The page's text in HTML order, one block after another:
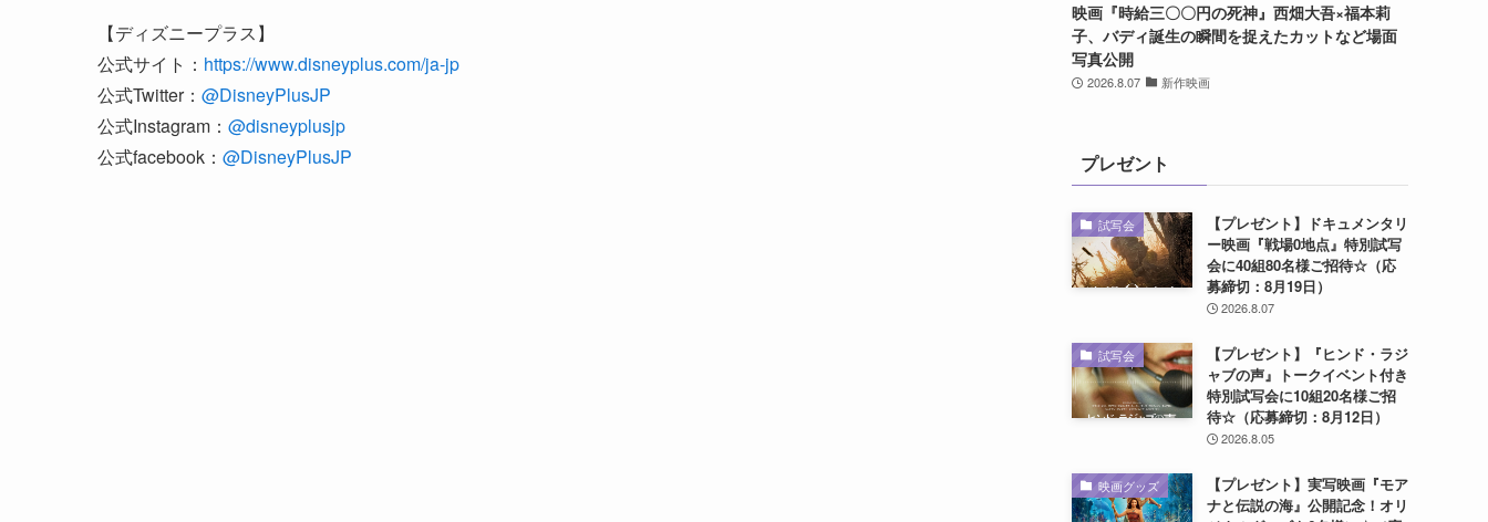
【ディズニープラス】
公式サイト： https://www.disneyplus.com/ja-jp
公式Twitter： @DisneyPlusJP
公式Instagram： @disneyplusjp
公式facebook： @DisneyPlusJP
映画『時給三〇〇円の死神』西畑大吾×福本莉
子、バディ誕生の瞬間を捉えたカットなど場面
写真公開
2026.8.07 新作映画
プレゼント
試写会
【プレゼント】ドキュメンタリ
ー映画『戦場0地点』特別試写
会に40組80名様ご招待☆（応
募締切：8月19日）
2026.8.07
試写会
【プレゼント】『ヒンド・ラジ
ャブの声』トークイベント付き
特別試写会に10組20名様ご招
待☆（応募締切：8月12日）
2026.8.05
映画グッズ
【プレゼント】実写映画『モア
ナと伝説の海』公開記念！オリ